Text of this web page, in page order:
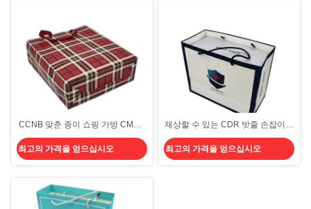
CCNB 맞춘 종이 쇼핑 가방 CMYK
명품 벨벳 선물
최고의 가격을 얻으십시오
재상할 수 있는 CDR 밧줄 손잡이를
가진 관례에 의하여 인쇄되는 서류
상 쇼핑 백 CMYK PMS
최고의 가격을 얻으십시오